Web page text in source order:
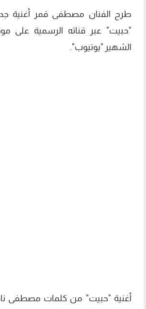
طرح الفنان مصطفى قمر أغنية
"حبيت" عبر قناته الرسمية على
الشهير "يوتيوب".
أغنية "حبيت" من كلمات مصطفى